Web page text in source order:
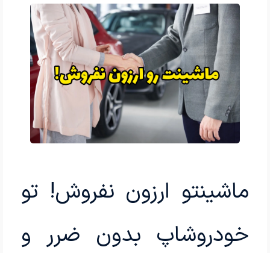
ماشینتو ارزون نفروش! تو
خودروشاپ بدون ضرر و